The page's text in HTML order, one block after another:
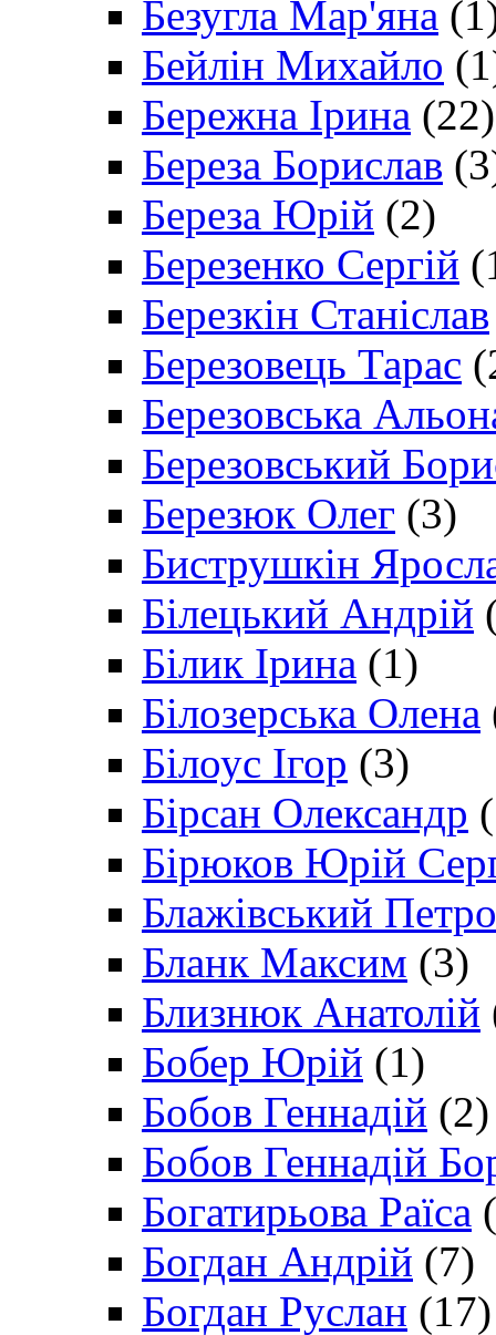
Безугла Мар'яна
Бейлін Михайло
Бережна Ірина (22)
Береза Борислав
Береза Юрій (2)
Березенко Сергій
Березкін Станіслав
Березовець Тарас
Березовська
Березовський
Березюк Олег (3)
Биструшкін
Білецький Андрій
Білик Ірина (1)
Білозерська Олена
Білоус Ігор (3)
Бірсан Олександр
Бірюков Юрій
Блажівський Петро
Бланк Максим (3)
Близнюк Анатолій
Бобер Юрій (1)
Бобов Геннадій (2)
Бобов Геннадій
Богатирьова Раїса
Богдан Андрій (7)
Богдан Руслан (17)